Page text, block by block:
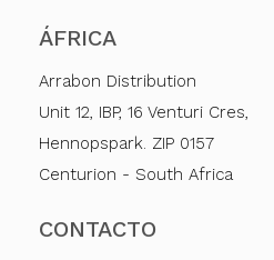
ÁFRICA
Arrabon Distribution
Unit 12, IBP, 16 Venturi Cres,
Hennopspark. ZIP 0157
Centurion - South Africa
CONTACTO